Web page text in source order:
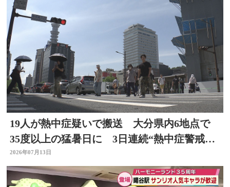
19人が熱中症疑いで搬送 大分県内6地点で
35度以上の猛暑日に 3日連続“熱中症警戒ア
ラート”発表
2026年07月13日